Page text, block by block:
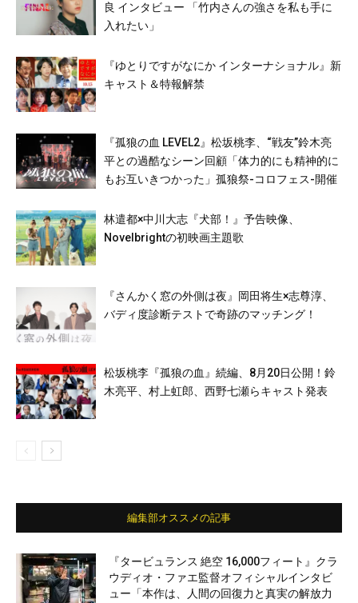
良 インタビュー 「竹内さんの強さを私も手に
入れたい」
『ゆとりですがなにか インターナショナル』新
キャスト＆特報解禁
『孤狼の血 LEVEL2』松坂桃李、“戦友”鈴木亮
平との過酷なシーン回顧「体力的にも精神的に
もお互いきつかった」孤狼祭-コロフェス-開催
林遣都×中川大志『犬部！』予告映像、
Novelbrightの初映画主題歌
『さんかく窓の外側は夜』岡田将生×志尊淳、
バディ度診断テストで奇跡のマッチング！
松坂桃李『孤狼の血』続編、8月20日公開！鈴
木亮平、村上虹郎、西野七瀬らキャスト発表
編集部オススメの記事
『タービュランス 絶空 16,000フィート』クラ
ウディオ・ファエ監督オフィシャルインタビ
ュー「本作は、人間の回復力と真実の解放力